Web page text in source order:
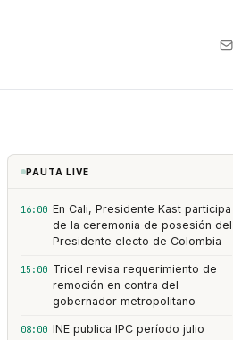
PAUTA LIVE
16:00 En Cali, Presidente Kast participa
de la ceremonia de posesión del
Presidente electo de Colombia
15:00 Tricel revisa requerimiento de
remoción en contra del
gobernador metropolitano
08:00 INE publica IPC período julio